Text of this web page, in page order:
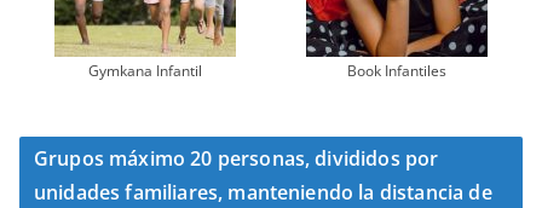
Gymkana Infantil Book Infantiles
Grupos máximo 20 personas, divididos por
unidades familiares, manteniendo la distancia de